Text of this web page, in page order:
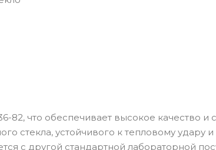
82, что обеспечивает высокое качество и
стекла, устойчивого к тепловому удару
с другой стандартной лабораторной